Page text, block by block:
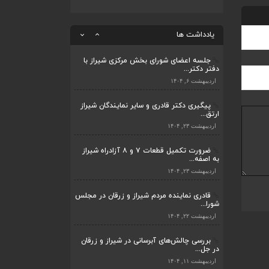
یادداشت ها
اردیبهشت ۱۱, ۱۴۰۴
جلسه اعضای شورای بخش مرکزی شیراز با
دفتر دکتر...
اردیبهشت ۶, ۱۴۰۴
پیگیری دکتر قادری و سایر نمایندگان شیراز
ارتق...
اردیبهشت ۲۳, ۱۴۰۴
ضرورت تکمیل قطعات ۷ و ۸ آزادراه شیراز
به اصفه...
اردیبهشت ۲۳, ۱۴۰۴
قادری نماینده مردم شیراز و زرقان در مجلس
شورا...
اردیبهشت ۲۲, ۱۴۰۴
بررسی چالش‌های آبرسانی در شیراز و زرقان
در جل...
اردیبهشت ۱۱, ۱۴۰۴